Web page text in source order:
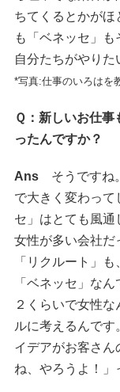
ちてくるとかがほ
も「ベネッセ」も
自分たちがやりた
*写真:仕事のいろはを
Ｑ：新しいお仕
ったんですか？
Ansそうですね
で大きく変わって
セ」はとても風通
女性が多い会社だ
「リクルート」
「ベネッセ」な
２くらいで女性
ルに考えるんで
イデアがお客さん
ね、やろうよ！」